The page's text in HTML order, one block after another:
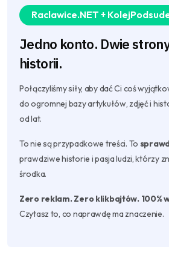
Raclawice.NET +
Jedno konto. Dwie
historii.
Połączyliśmy siły, aby dać Ci coś
do ogromnej bazy artykułów, zdjęć i
od lat.
To nie są przypadkowe treści. To
prawdziwe historie i pasja ludzi, którzy
środka.
Zero reklam. Zero klikbajtów. 100%
Czytasz to, co naprawdę ma znaczenie.